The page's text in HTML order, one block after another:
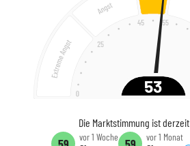
53
Die Marktstimmung ist derzeit
vor 1 Woche vor 1 Monat